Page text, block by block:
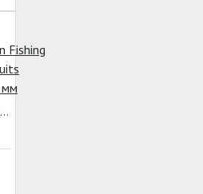
Плавающие бойлы Fun Fishing EXTASY Pop Ups Elixir Fruits (Фруктовый эликсир) 15 мм